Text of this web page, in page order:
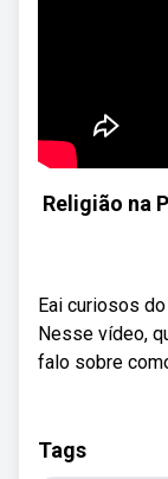
Religião na
Eai curiosos
Nesse vídeo,
falo sobre
Tags